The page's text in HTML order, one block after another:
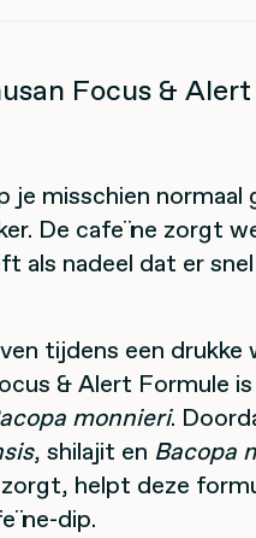
Focus &
misschien normaal
De cafeïne zorgt
als nadeel dat er
tijdens een drukke
& Alert Formule
monnieri.
, shilajit en Bacopa
helpt deze
dip.